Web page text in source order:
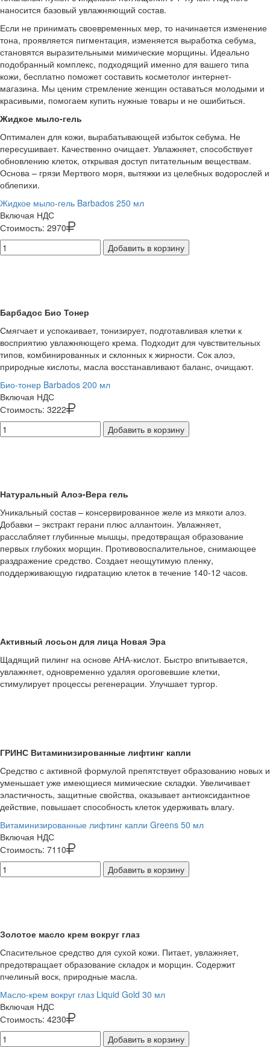
наносится базовый увлажняющий состав.
Если не принимать своевременных мер, то начинается изменение
тона, проявляется пигментация, изменяется выработка себума,
становятся выразительными мимические морщины. Идеально
подобранный комплекс, подходящий именно для вашего типа
кожи, бесплатно поможет составить косметолог интернет-
магазина. Мы ценим стремление женщин оставаться молодыми и
красивыми, помогаем купить нужные товары и не ошибиться.
Жидкое мыло-гель
Оптимален для кожи, вырабатывающей избыток себума. Не
пересушивает. Качественно очищает. Увлажняет, способствует
обновлению клеток, открывая доступ питательным веществам.
Основа – грязи Мертвого моря, вытяжки из целебных водорослей и
облепихи.
Жидкое мыло-гель Barbados 250 мл
Включая НДС
Стоимость: 2970
Добавить в корзину
Барбадос Био Тонер
Смягчает и успокаивает, тонизирует, подготавливая клетки к
восприятию увлажняющего крема. Подходит для чувствительных
типов, комбинированных и склонных к жирности. Сок алоэ,
природные кислоты, масла восстанавливают баланс, очищают.
Био-тонер Barbados 200 мл
Включая НДС
Стоимость: 3222
Добавить в корзину
Натуральный Алоэ-Вера гель
Уникальный состав – консервированное желе из мякоти алоэ.
Добавки – экстракт герани плюс аллантоин. Увлажняет,
расслабляет глубинные мышцы, предотвращая образование
первых глубоких морщин. Противовоспалительное, снимающее
раздражение средство. Создает неощутимую пленку,
поддерживающую гидратацию клеток в течение 140-12 часов.
Активный лосьон для лица Новая Эра
Щадящий пилинг на основе АНА-кислот. Быстро впитывается,
увлажняет, одновременно удаляя ороговевшие клетки,
стимулирует процессы регенерации. Улучшает тургор.
ГРИНС Витаминизированные лифтинг капли
Средство с активной формулой препятствует образованию новых и
уменьшает уже имеющиеся мимические складки. Увеличивает
эластичность, защитные свойства, оказывает антиоксидантное
действие, повышает способность клеток удерживать влагу.
Витаминизированные лифтинг капли Greens 50 мл
Включая НДС
Стоимость: 7110
Добавить в корзину
Золотое масло крем вокруг глаз
Спасительное средство для сухой кожи. Питает, увлажняет,
предотвращает образование складок и морщин. Содержит
пчелиный воск, природные масла.
Масло-крем вокруг глаз Liquid Gold 30 мл
Включая НДС
Стоимость: 4230
Добавить в корзину